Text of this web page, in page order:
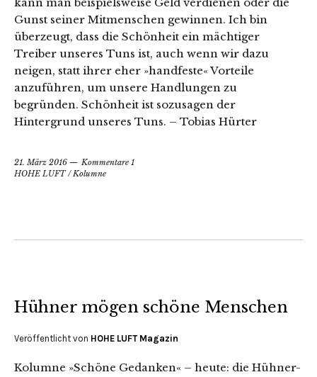
Gunst seiner Mitmenschen gewinnen. Ich bin
überzeugt, dass die Schönheit ein mächtiger
Treiber unseres Tuns ist, auch wenn wir dazu
neigen, statt ihrer eher »handfeste« Vorteile
anzuführen, um unsere Handlungen zu
begründen. Schönheit ist sozusagen der
Hintergrund unseres Tuns. – Tobias Hürter
21. März 2016
Kommentare 1
HOHE LUFT/Kolumne
Hühner mögen schöne Menschen
Veröffentlicht von HOHE LUFT Magazin
Kolumne »Schöne Gedanken« – heute: die Hühner-